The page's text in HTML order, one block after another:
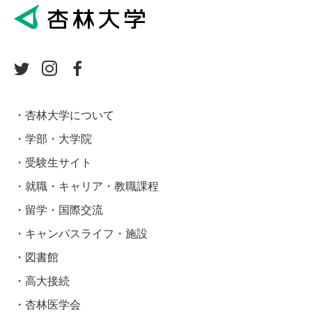
杏林大学について
学部・大学院
受験生サイト
就職・キャリア・教職課程
留学・国際交流
キャンパスライフ・施設
図書館
高大接続
杏林医学会